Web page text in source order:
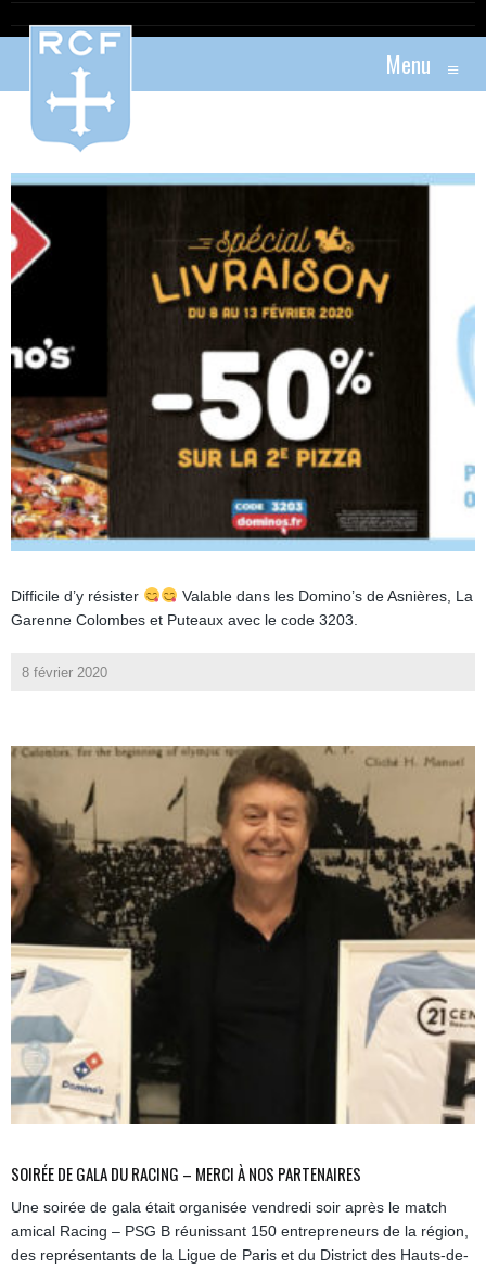
Menu ≡
Difficile d’y résister
Valable dans les Domino’s de Asnières, La
Garenne Colombes et Puteaux avec le code 3203.
8 février 2020
SOIRÉE DE GALA DU RACING – MERCI À NOS PARTENAIRES
Une soirée de gala était organisée vendredi soir après le match
amical Racing – PSG B réunissant 150 entrepreneurs de la région,
des représentants de la Ligue de Paris et du District des Hauts-de-